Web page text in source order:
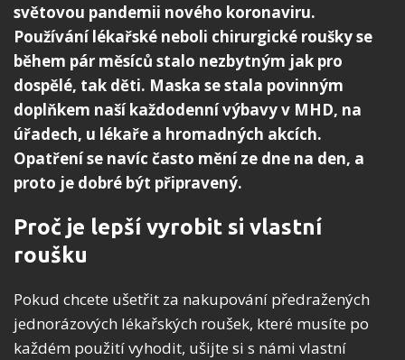
světovou pandemii nového koronaviru.
Používání lékařské neboli chirurgické roušky se
během pár měsíců stalo nezbytným jak pro
dospělé, tak děti. Maska se stala povinným
doplňkem naší každodenní výbavy v MHD, na
úřadech, u lékaře a hromadných akcích.
Opatření se navíc často mění ze dne na den, a
proto je dobré být připravený.
Proč je lepší vyrobit si vlastní
roušku
Pokud chcete ušetřit za nakupování předražených
jednorázových lékařských roušek, které musíte po
každém použití vyhodit, ušijte si s námi vlastní